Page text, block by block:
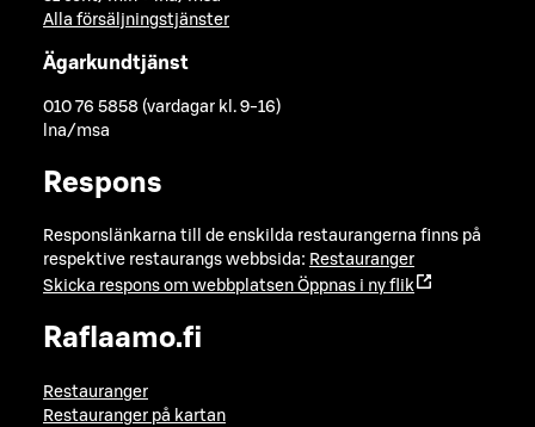
Alla försäljningstjänster
Ägarkundtjänst
010 76 5858 (vardagar kl. 9-16)
lna/msa
Respons
Responslänkarna till de enskilda restaurangerna finns på
respektive restaurangs webbsida: Restauranger
Skicka respons om webbplatsen Öppnas i ny flik
Raflaamo.fi
Restauranger
Restauranger på kartan